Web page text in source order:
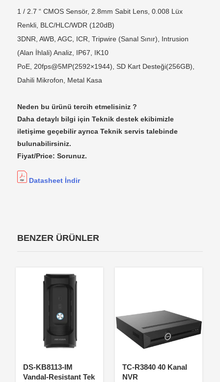
1 / 2.7 “ CMOS Sensör, 2.8mm Sabit Lens, 0.008 Lüx
Renkli, BLC/HLC/WDR (120dB)
3DNR, AWB, AGC, ICR, Tripwire (Sanal Sınır), Intrusion
(Alan İhlali) Analiz, IP67, IK10
PoE, 20fps@5MP(2592×1944), SD Kart Desteği(256GB),
Dahili Mikrofon, Metal Kasa
Neden bu ürünü tercih etmelisiniz ?
Daha detaylı bilgi için Teknik destek ekibimizle
iletişime geçebilir ayrıca Teknik servis talebinde
bulunabilirsiniz.
Fiyat/Price: Sorunuz.
Datasheet İndir
BENZER ÜRÜNLER
DS-KB8113-IM
Vandal-Resistant Tek
TC-R3840 40 Kanal
NVR